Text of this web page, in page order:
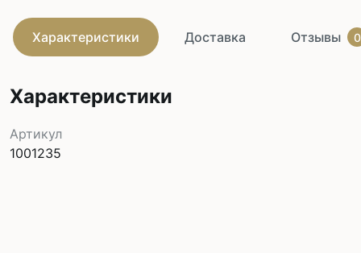
Характеристики Доставка Отзывы 0
Характеристики
Артикул
1001235